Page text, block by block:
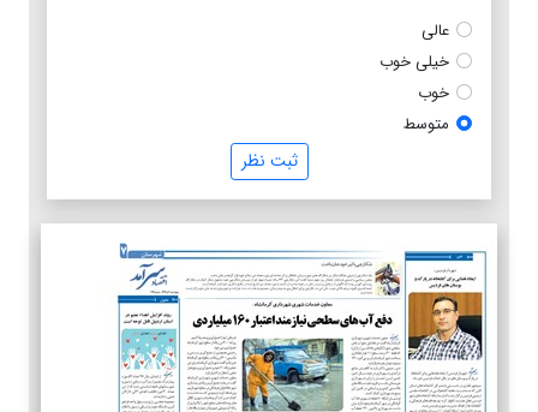
عالی
خیلی خوب
خوب
متوسط
ثبت نظر